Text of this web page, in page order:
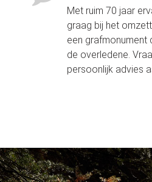
Met ruim 70 jaar
graag bij het
een grafmonument
de overledene.
persoonlijk advies